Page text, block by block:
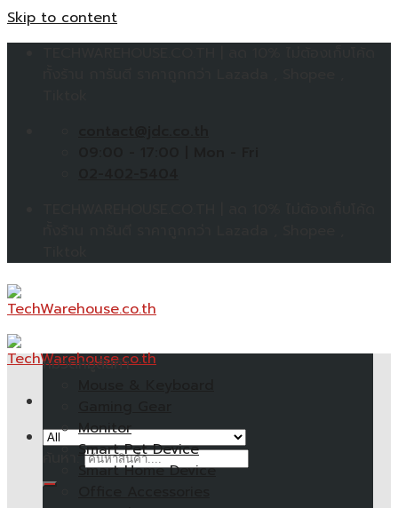
Skip to content
หมวดหมู่สินค้า
Monitor
Smart Pet Device
Smart Home Device